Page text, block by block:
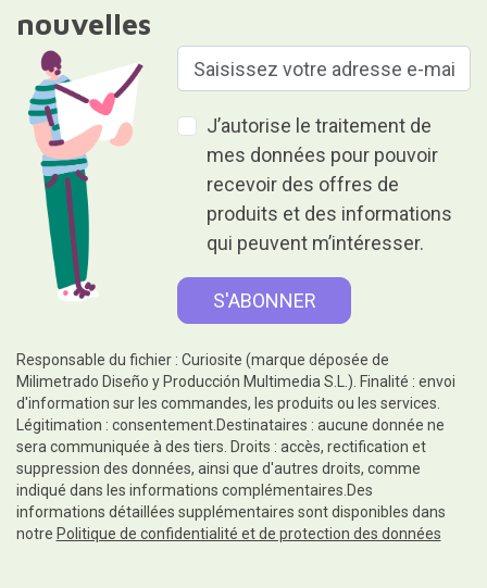
nouvelles
J’autorise le traitement de
mes données pour pouvoir
recevoir des offres de
produits et des informations
qui peuvent m’intéresser.
Responsable du fichier : Curiosite (marque déposée de
Milimetrado Diseño y Producción Multimedia S.L.). Finalité : envoi
d'information sur les commandes, les produits ou les services.
Légitimation : consentement.Destinataires : aucune donnée ne
sera communiquée à des tiers. Droits : accès, rectification et
suppression des données, ainsi que d'autres droits, comme
indiqué dans les informations complémentaires.Des
informations détaillées supplémentaires sont disponibles dans
notre Politique de confidentialité et de protection des données